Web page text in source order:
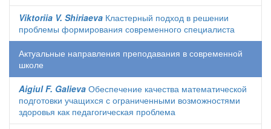
Viktoriia V. Shiriaeva Кластерный подход в решении
проблемы формирования современного специалиста
Актуальные направления преподавания в современной
школе
Aigiul F. Galieva Обеспечение качества математической
подготовки учащихся с ограниченными возможностями
здоровья как педагогическая проблема